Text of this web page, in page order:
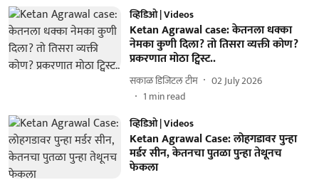
व्हिडिओ | Videos
Ketan Agrawal case: केतनला धक्का
नेमका कुणी दिला? तो तिसरा व्यक्ती कोण?
प्रकरणात मोठा ट्विस्ट..
सकाळ डिजिटल टीम
02 July 2026
1 min read
व्हिडिओ | Videos
Ketan Agrawal Case: लोहगडावर पुन्हा
मर्डर सीन, केतनचा पुतळा पुन्हा तेथूनच
फेकला